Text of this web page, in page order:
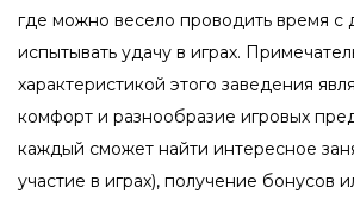
где можно весело проводить время с
испытывать удачу в играх.
характеристикой этого заведения
комфорт и разнообразие игровых
каждый сможет найти интересное
участие в играх), получение бонусов